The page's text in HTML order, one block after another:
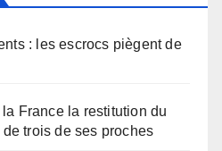
: les escrocs piègent de
France la restitution du
trois de ses proches